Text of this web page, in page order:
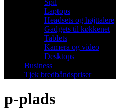
Spil
Laptops
Headsets og højttalere
Gadgets til køkkenet
Tablets
Kamera og video
Desktops
Business
Tjek bredbåndspriser
p-plads